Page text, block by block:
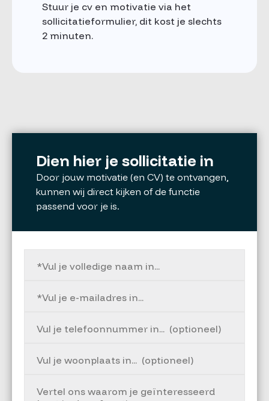
Stuur je cv en motivatie via het
sollicitatieformulier, dit kost je slechts
2 minuten.
Dien hier je sollicitatie in
Door jouw motivatie (en CV) te ontvangen,
kunnen wij direct kijken of de functie
passend voor je is.